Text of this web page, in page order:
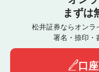
まずは
松井証券ならオンラ
署名・捺印・
口